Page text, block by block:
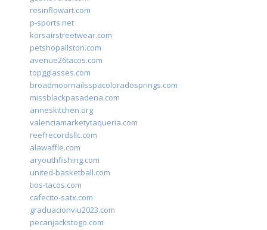
resinflowart.com
p-sports.net
korsairstreetwear.com
petshopallston.com
avenue26tacos.com
topgglasses.com
broadmoornailsspacoloradosprings.com
missblackpasadena.com
anneskitchen.org
valenciamarketytaqueria.com
reefrecordsllc.com
alawaffle.com
aryouthfishing.com
united-basketball.com
tios-tacos.com
cafecito-satx.com
graduacionviu2023.com
pecanjackstogo.com